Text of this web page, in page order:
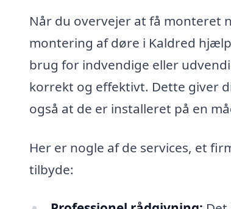
Når du overvejer at få monteret
montering af døre i Kaldred
brug for indvendige eller
korrekt og effektivt. Dette giver
også at de er installeret på en
Her er nogle af de services, et
tilbyde: